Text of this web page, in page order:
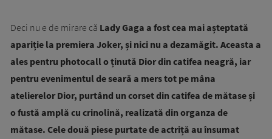
Deci nu e de mirare că Lady Gaga a fost cea mai așteptată
apariție la premiera Joker, și nici nu a dezamăgit. Aceasta a
ales pentru photocall o ținută Dior din catifea neagră, iar
pentru evenimentul de seară a mers tot pe mâna
atelierelor Dior, purtând un corset din catifea de mătase și
o fustă amplă cu crinolină, realizată din organza de
mătase. Cele două piese purtate de actriță au însumat